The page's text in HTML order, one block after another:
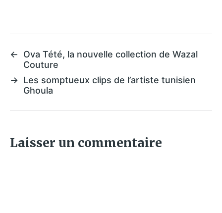
←
Ova Tété, la nouvelle collection de Wazal
Couture
→ Les somptueux clips de l’artiste tunisien
Ghoula
Laisser un commentaire